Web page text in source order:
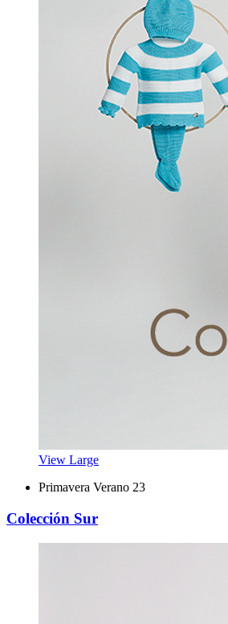
View Large
Primavera Verano 23
Colección Sur